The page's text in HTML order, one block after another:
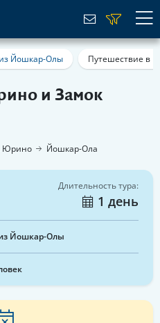
Йошкар-Олы Путешествие в
и Замок
Юрино Йошкар-Ола
Длительность тура:
1 день
Йошкар-Олы